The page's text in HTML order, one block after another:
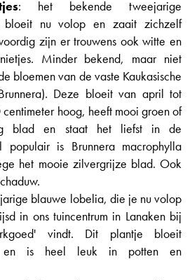
: het bekende tweejarige
bloeit nu volop en zaait zichzelf
zijn er trouwens ook witte en
Minder bekend, maar niet
bloemen van de vaste Kaukasische
Deze bloeit van april tot
hoog, heeft mooi groen of
blad en staat het liefst in de
populair is Brunnera macrophylla
het mooie zilvergrijze blad. Ook
blauwe lobelia, die je nu volop
in ons tuincentrum in Lanaken bij
vindt. Dit plantje bloeit
en is heel leuk in potten en